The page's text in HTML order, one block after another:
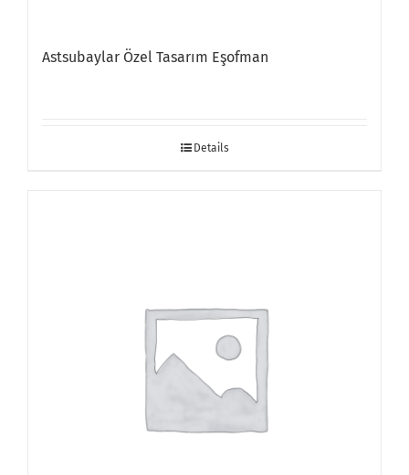
Astsubaylar Özel Tasarım Eşofman
Details